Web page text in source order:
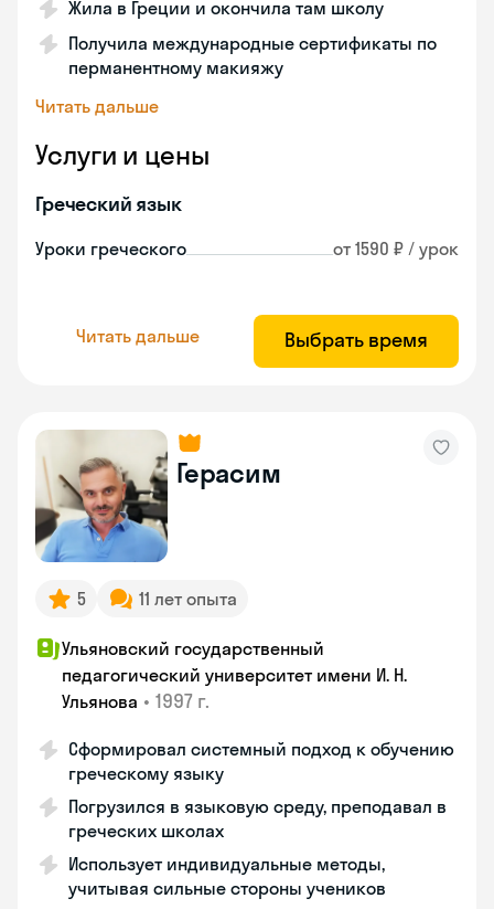
Жила в Греции и окончила там школу
Получила международные сертификаты по
перманентному макияжу
Читать дальше
Услуги и цены
Греческий язык
Уроки греческого от 1590 ₽ / урок
Читать дальше Выбрать время
Герасим
5 11 лет опыта
Ульяновский государственный
педагогический университет имени И. Н.
Ульянова • 1997 г.
Сформировал системный подход к обучению
греческому языку
Погрузился в языковую среду, преподавал в
греческих школах
Использует индивидуальные методы,
учитывая сильные стороны учеников